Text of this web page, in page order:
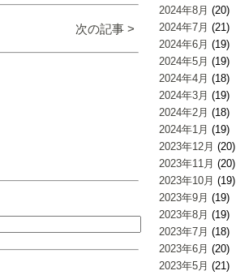
2024年8月 (20)
2024年7月 (21)
2024年6月 (19)
2024年5月 (19)
2024年4月 (18)
2024年3月 (19)
2024年2月 (18)
2024年1月 (19)
2023年12月 (20)
2023年11月 (20)
2023年10月 (19)
2023年9月 (19)
2023年8月 (19)
2023年7月 (18)
2023年6月 (20)
2023年5月 (21)
次の記事 >